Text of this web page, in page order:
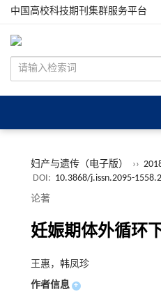
中国高校科技期刊集群服务平台
妇产与遗传（电子版） ››
DOI: 10.3868/j.issn.2095-
论著
妊娠期体外循环
王惠，韩凤珍
作者信息 +